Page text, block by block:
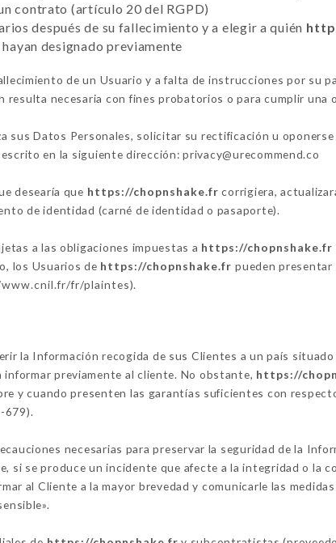
contrato (artículo 20 del RGPD)
después de su fallecimiento y a elegir a quién
designado previamente
de un Usuario y a falta de instrucciones por su
necesaria con fines probatorios o para cumplir una
sus Datos Personales, solicitar su rectificación u
en la siguiente dirección: privacy@urecommend.co
desearía que https://chopnshake.fr corrigiera,
de identidad (carné de identidad o pasaporte).
a las obligaciones impuestas a https://chopnshake.fr
los Usuarios de https://chopnshake.fr pueden presentar
fr/plaintes).
la Información recogida de sus Clientes a un país situado
informar previamente al cliente. No obstante, https://
y cuando presenten las garantías suficientes con
679).
necesarias para preservar la seguridad de la
si se produce un incidente que afecte a la integridad o la
al Cliente a la mayor brevedad y comunicarle las